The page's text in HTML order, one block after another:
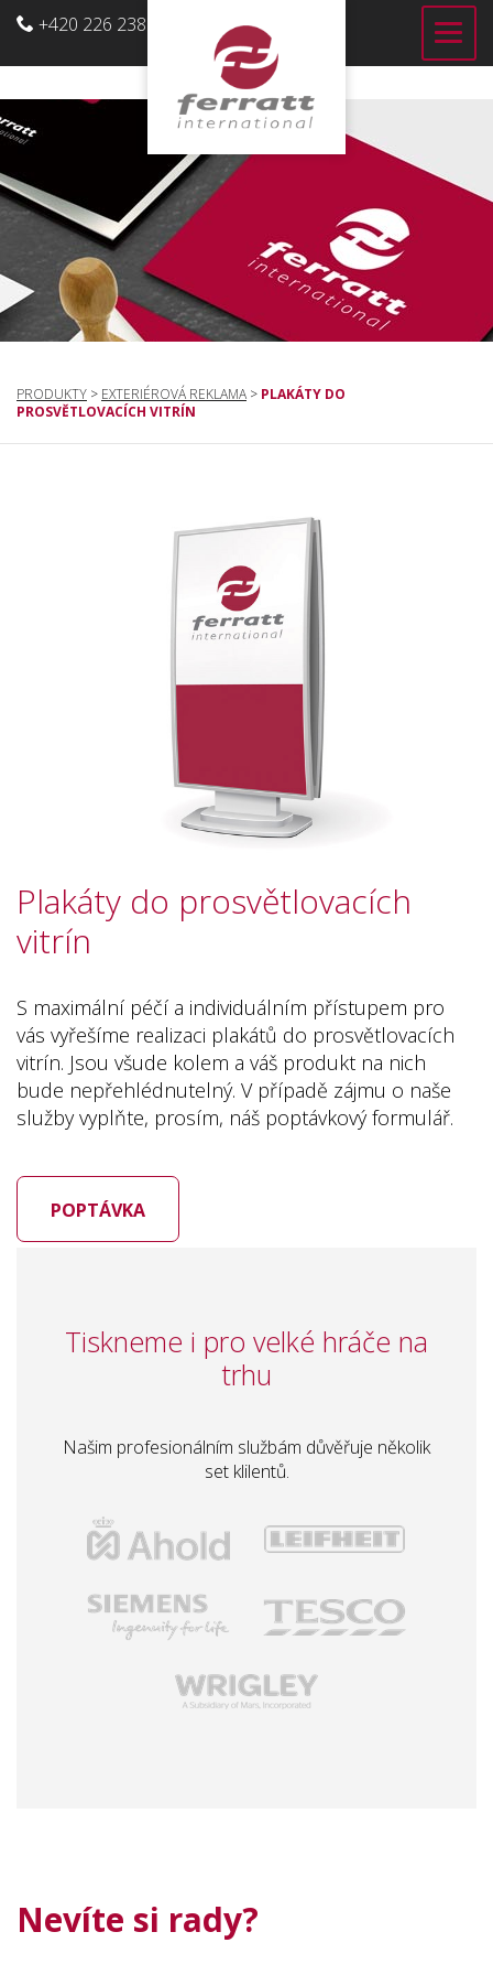
+420 226 238 700
CZ
PRODUKTY > EXTERIÉROVÁ REKLAMA > PLAKÁTY DO
PROSVĚTLOVACÍCH VITRÍN
Plakáty do prosvětlovacích
vitrín
S maximální péčí a individuálním přístupem pro
vás vyřešíme realizaci plakátů do prosvětlovacích
vitrín. Jsou všude kolem a váš produkt na nich
bude nepřehlédnutelný. V případě zájmu o naše
služby vyplňte, prosím, náš poptávkový formulář.
POPTÁVKA
Tiskneme i pro velké hráče na
trhu
Našim profesionálním službám důvěřuje několik
set klilentů.
Nevíte si rady?